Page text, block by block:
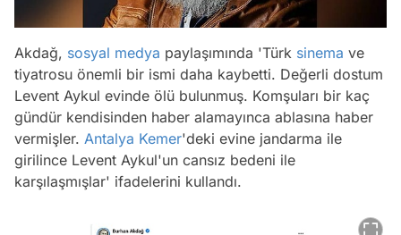
Akdağ, sosyal medya paylaşımında 'Türk sinema ve
tiyatrosu önemli bir ismi daha kaybetti. Değerli dostum
Levent Aykul evinde ölü bulunmuş. Komşuları bir kaç
gündür kendisinden haber alamayınca ablasına haber
vermişler. Antalya Kemer'deki evine jandarma ile
girilince Levent Aykul'un cansız bedeni ile
karşılaşmışlar' ifadelerini kullandı.